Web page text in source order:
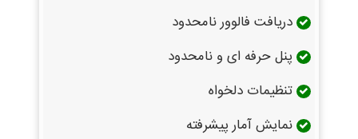
دریافت فالوور نامحدود
پنل حرفه ای و نامحدود
تنظیمات دلخواه
نمایش آمار پیشرفته